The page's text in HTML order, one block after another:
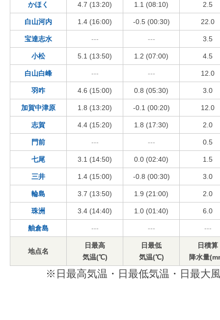
かほく 4.7 (13:20) 1.1 (08:10) 2.5
白山河内 1.4 (16:00) -0.5 (00:30) 22.0
宝達志水 --- --- 3.5
小松 5.1 (13:50) 1.2 (07:00) 4.5
白山白峰 --- --- 12.0
羽咋 4.6 (15:00) 0.8 (05:30) 3.0
加賀中津原 1.8 (13:20) -0.1 (00:20) 12.0
志賀 4.4 (15:20) 1.8 (17:30) 2.0
門前 --- --- 0.5
七尾 3.1 (14:50) 0.0 (02:40) 1.5
三井 1.4 (15:00) -0.8 (00:30) 3.0
輪島 3.7 (13:50) 1.9 (21:00) 2.0
珠洲 3.4 (14:40) 1.0 (01:40) 6.0
舳倉島 --- --- ---
地点名
日最高
気温(℃)
日最低
気温(℃)
日積算
降水量
※日最高気温・日最低気温・日最大